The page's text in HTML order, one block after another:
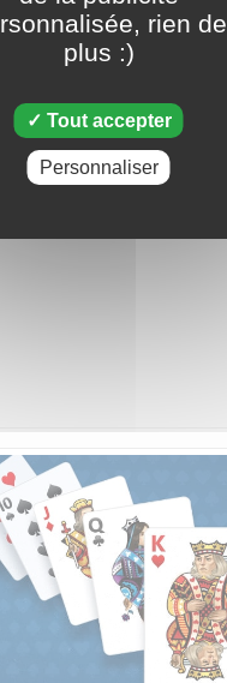
rien de
plus :)
Tout accepter
Personnaliser